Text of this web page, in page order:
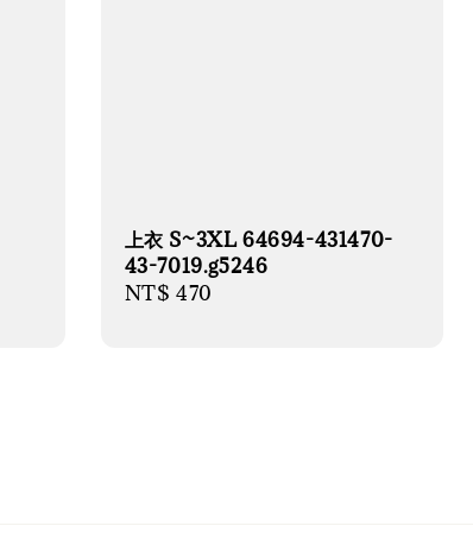
上衣 S~3XL 64694-431470-
43-7019.g5246
Regular
NT$ 470